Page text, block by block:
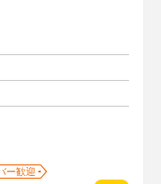
ー歓迎